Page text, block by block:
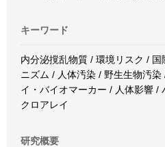
キーワード
内分泌撹乱物質 / 環境リスク /
ニズム / 人体汚染 / 野生生物汚
イ・バイオマーカー / 人体影響 /
クロアレイ
研究概要